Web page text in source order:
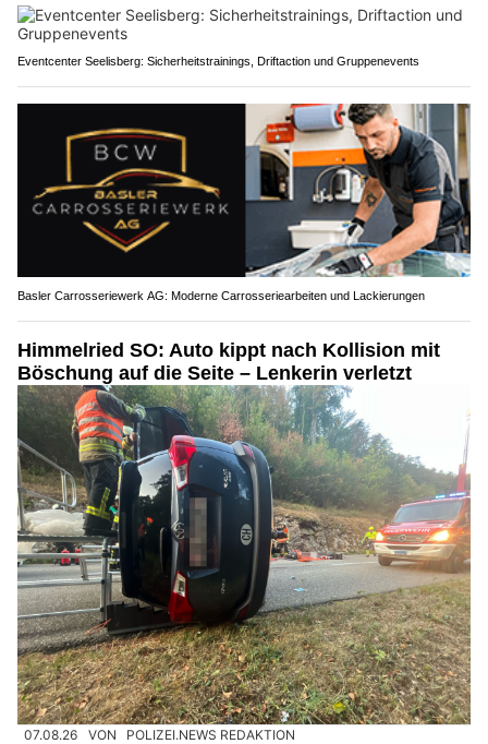
Eventcenter Seelisberg: Sicherheitstrainings, Driftaction und Gruppenevents
Basler Carrosseriewerk AG: Moderne Carrosseriearbeiten und Lackierungen
Himmelried SO: Auto kippt nach Kollision mit
Böschung auf die Seite – Lenkerin verletzt
07.08.26 VON POLIZEI.NEWS REDAKTION